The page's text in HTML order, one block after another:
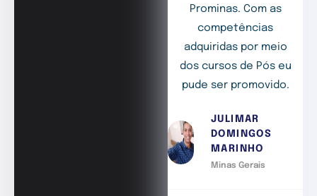
Prominas. Com as
competências
adquiridas por meio
dos cursos de Pós eu
pude ser promovido.
JULIMAR
DOMINGOS
MARINHO
Minas Gerais